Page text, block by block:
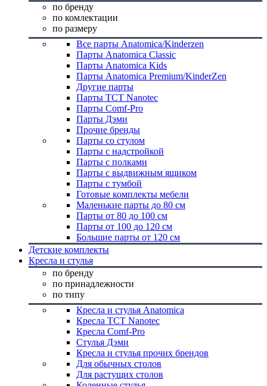
по бренду
по комлектации
по размеру
Все парты Anatomica/Kinderzen
Парты Anatomica Classic
Парты Anatomica Kids
Парты Anatomica Premium/KinderZen
Другие парты
Парты TCT Nanotec
Парты Comf-Pro
Парты Дэми
Прочие бренды
Парты со стулом
Парты с надстройкой
Парты с полками
Парты с выдвижным ящиком
Парты с тумбой
Готовые комплекты мебели
Маленькие парты до 80 см
Парты от 80 до 100 см
Парты от 100 до 120 см
Большие парты от 120 см
Детские комплекты
Кресла и стулья
по бренду
по принадлежности
по типу
Кресла и стулья Anatomica
Кресла TCT Nanotec
Кресла Comf-Pro
Стулья Дэми
Кресла и стулья прочих брендов
Для обычных столов
Для растущих столов